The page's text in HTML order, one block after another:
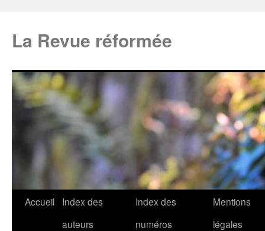
La Revue réformée
Accueil
Index des
auteurs
Index des
numéros
Mentions
légales